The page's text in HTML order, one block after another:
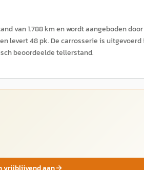
van 1.788 km en wordt aangeboden
levert 48 pk. De carrosserie is uitgevoerd
beoordeelde tellerstand.